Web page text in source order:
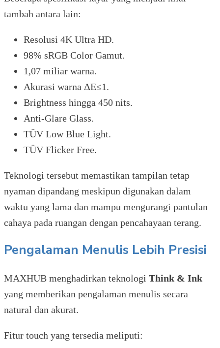
tambah antara lain:
Resolusi 4K Ultra HD.
98% sRGB Color Gamut.
1,07 miliar warna.
Akurasi warna ΔE≤1.
Brightness hingga 450 nits.
Anti-Glare Glass.
TÜV Low Blue Light.
TÜV Flicker Free.
Teknologi tersebut memastikan tampilan tetap
nyaman dipandang meskipun digunakan dalam
waktu yang lama dan mampu mengurangi pantulan
cahaya pada ruangan dengan pencahayaan terang.
Pengalaman Menulis Lebih Presisi
MAXHUB menghadirkan teknologi Think & Ink
yang memberikan pengalaman menulis secara
natural dan akurat.
Fitur touch yang tersedia meliputi: